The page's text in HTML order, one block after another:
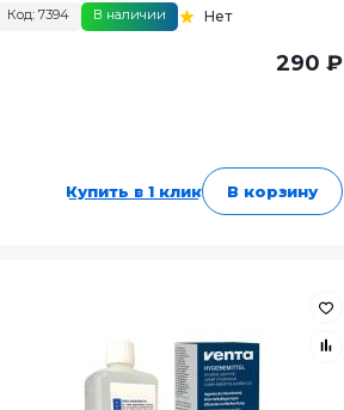
Код: 7394 В наличии Нет
290 ₽
Купить в 1 клик В корзину